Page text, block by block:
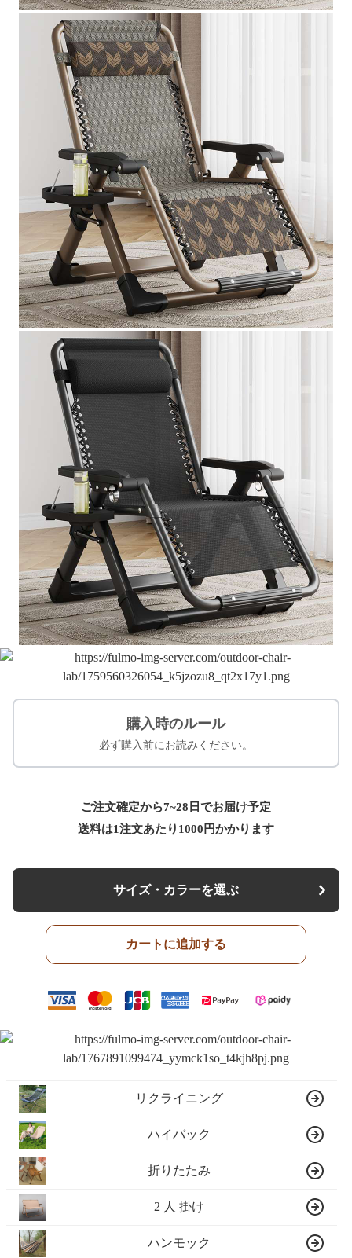
購入時のルール
必ず購入前にお読みください。
ご注文確定から7~28日でお届け予定
送料は1注文あたり 1000 円かかります
サイズ・カラーを選ぶ
カートに追加する
リクライニング
ハイバック
折りたたみ
2 人 掛け
ハンモック